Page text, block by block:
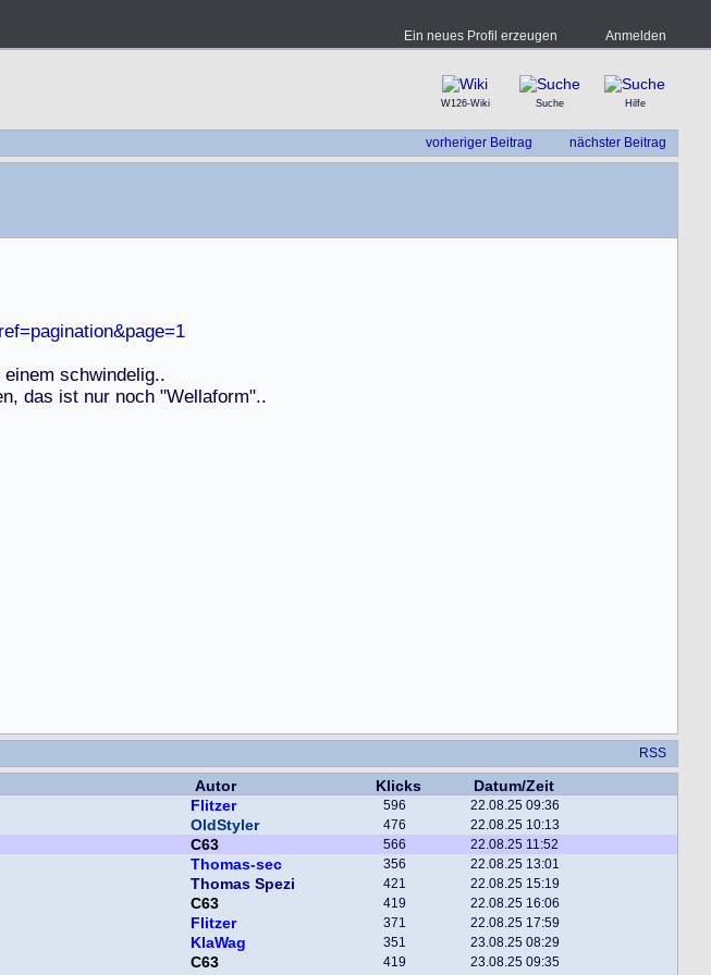
Ein neues Profil erzeugen Anmelden
W126-Wiki Suche Hilfe
vorheriger Beitrag nächster Beitrag
einem schwindelig..
n, das ist nur noch "Wellaform"..
RSS
Autor Klicks
Datum/Zeit
Flitzer 596 22.08.25 09:36
OldStyler 476 22.08.25 10:13
C63 566 22.08.25 11:52
Thomas-sec 356 22.08.25 13:01
Thomas Spezi 421 22.08.25 15:19
C63 419 22.08.25 16:06
Flitzer 371 22.08.25 17:59
KlaWag 351 23.08.25 08:29
C63 419 23.08.25 09:35